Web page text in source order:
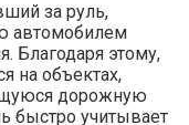
за руль,
автомобилем
Благодаря этому,
на объектах,
дорожную
быстро учитывает